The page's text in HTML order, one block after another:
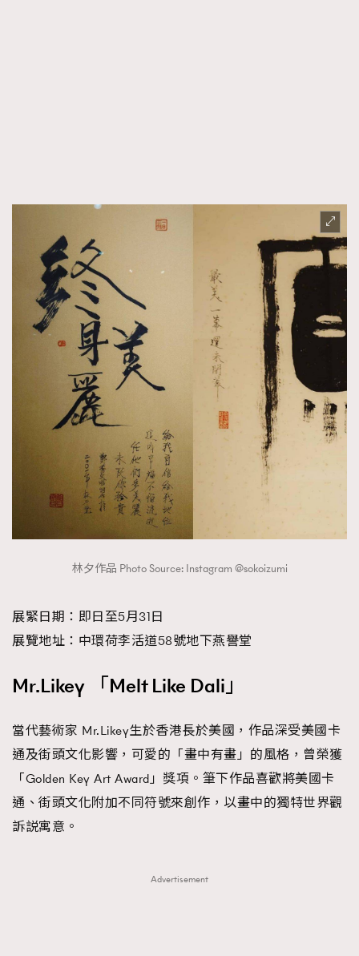
林夕作品 Photo Source: Instagram @sokoizumi
展緊日期：即日至5月31日
展覽地址：中環荷李活道58號地下燕譽堂
Mr.Likey 「Melt Like Dali」
當代藝術家 Mr.Likey生於香港長於美國，作品深受美國卡
通及街頭文化影響，可愛的「畫中有畫」的風格，曾榮獲
「Golden Key Art Award」獎項。筆下作品喜歡將美國卡
通、街頭文化附加不同符號來創作，以畫中的獨特世界觀
訴説寓意。
Advertisement